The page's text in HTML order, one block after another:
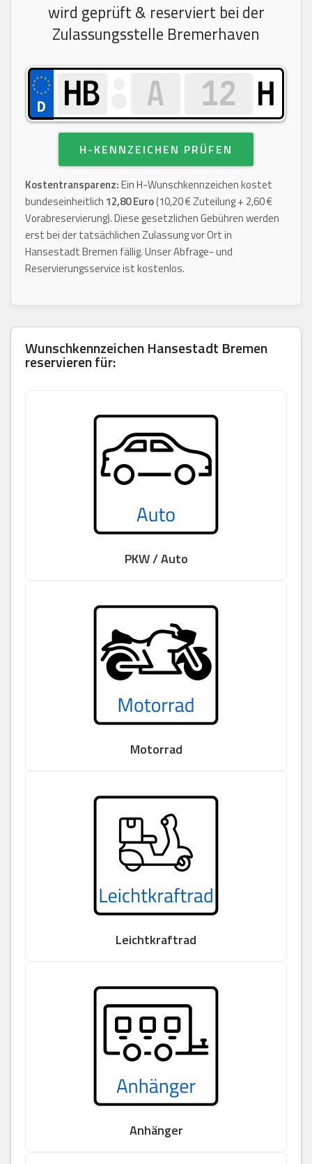
wird geprüft & reserviert bei der
Zulassungsstelle Bremerhaven
H
H-KENNZEICHEN PRÜFEN
Kostentransparenz:Ein H-Wunschkennzeichen kostet
bundeseinheitlich 12,80 Euro(10,20 € Zuteilung + 2,60 €
Vorabreservierung). Diese gesetzlichen Gebühren werden
erst bei der tatsächlichen Zulassung vor Ort in
Hansestadt Bremen fällig. Unser Abfrage- und
Reservierungsservice ist kostenlos.
WunschkennzeichenHansestadt Bremen
reservieren für:
PKW / Auto
Motorrad
Leichtkraftrad
Anhänger